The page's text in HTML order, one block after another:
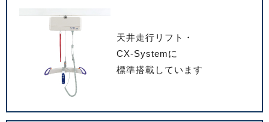
天井走行リフト・
CX-Systemに
標準搭載しています